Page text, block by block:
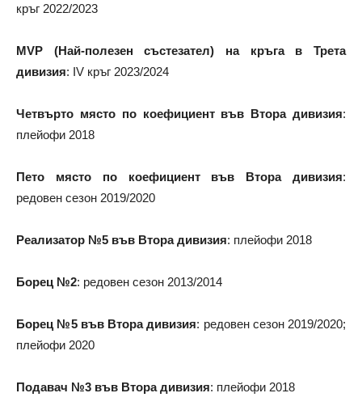
кръг 2022/2023
MVP (Най-полезен състезател) на кръга в Трета
дивизия: IV кръг 2023/2024
Четвърто място по коефициент във Втора дивизия:
плейофи 2018
Пето място по коефициент във Втора дивизия:
редовен сезон 2019/2020
Реализатор №5 във Втора дивизия: плейофи 2018
Борец №2: редовен сезон 2013/2014
Борец №5 във Втора дивизия: редовен сезон 2019/2020;
плейофи 2020
Подавач №3 във Втора дивизия: плейофи 2018